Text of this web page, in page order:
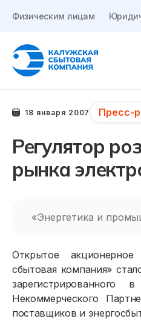
Физическим лицам
18 января 2007 Пресс-
Регулятор
рынка
«Энергетика и
Открытое
сбытовая компания»
Некоммерческого
поставщиков и